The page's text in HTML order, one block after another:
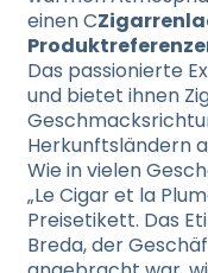
einen C
Das passionierte
und bietet ihnen
Herkunftsländern
Wie in vielen
„Le Cigar et la
Preisetikett. Das
Breda, der